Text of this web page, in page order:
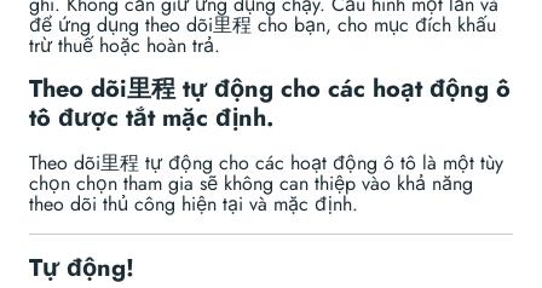
để ứng dụng theo dõi里程 cho bạn, cho mục đích khấu
trừ thuế hoặc hoàn trả.
Theo dõi里程 tự động cho các hoạt động ô
tô được tắt mặc định.
Theo dõi里程 tự động cho các hoạt động ô tô là một tùy
chọn chọn tham gia sẽ không can thiệp vào khả năng
theo dõi thủ công hiện tại và mặc định.
Tự động!